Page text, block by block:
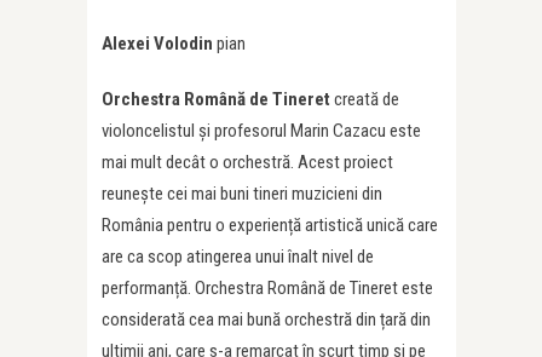
Alexei Volodin pian
Orchestra Română de Tineret creată de
violoncelistul și profesorul Marin Cazacu este
mai mult decât o orchestră. Acest proiect
reunește cei mai buni tineri muzicieni din
România pentru o experiență artistică unică care
are ca scop atingerea unui înalt nivel de
performanță. Orchestra Română de Tineret este
considerată cea mai bună orchestră din țară din
ultimii ani, care s-a remarcat în scurt timp și pe